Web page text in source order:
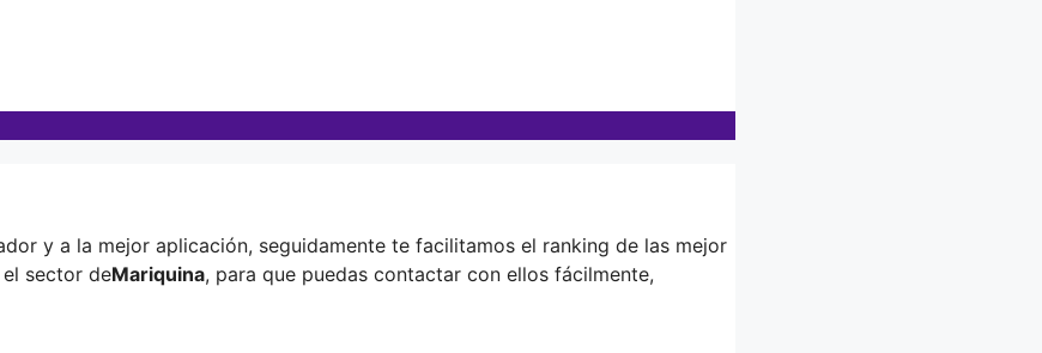
y a la mejor aplicación, seguidamente te facilitamos el ranking de las mejor
sector deMariquina, para que puedas contactar con ellos fácilmente,